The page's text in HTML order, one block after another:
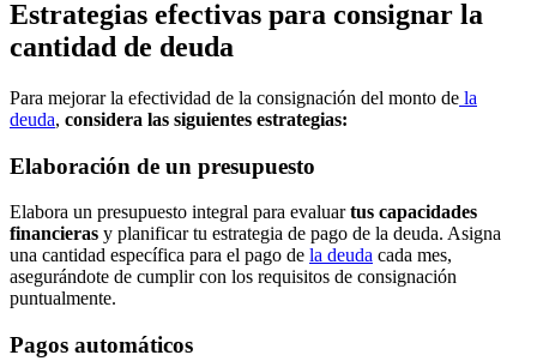
Estrategias efectivas para consignar la
cantidad de deuda
Para mejorar la efectividad de la consignación del monto de la
deuda, considera las siguientes estrategias:
Elaboración de un presupuesto
Elabora un presupuesto integral para evaluartus capacidades
financieras y planificar tu estrategia de pago de la deuda. Asigna
una cantidad específica para el pago de la deuda cada mes,
asegurándote de cumplir con los requisitos de consignación
puntualmente.
Pagos automáticos